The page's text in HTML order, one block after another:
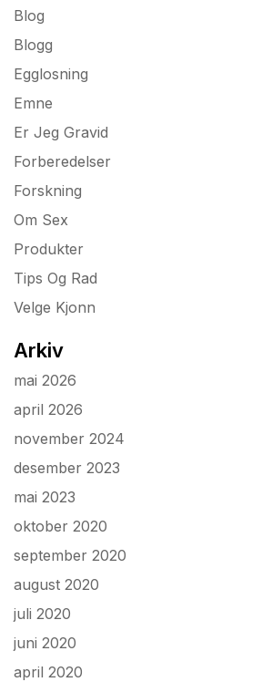
Blog
Blogg
Egglosning
Emne
Er Jeg Gravid
Forberedelser
Forskning
Om Sex
Produkter
Tips Og Rad
Velge Kjonn
Arkiv
mai 2026
april 2026
november 2024
desember 2023
mai 2023
oktober 2020
september 2020
august 2020
juli 2020
juni 2020
april 2020